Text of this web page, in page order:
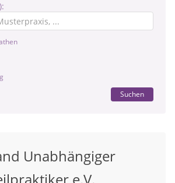
Suchen
Unabhängiger